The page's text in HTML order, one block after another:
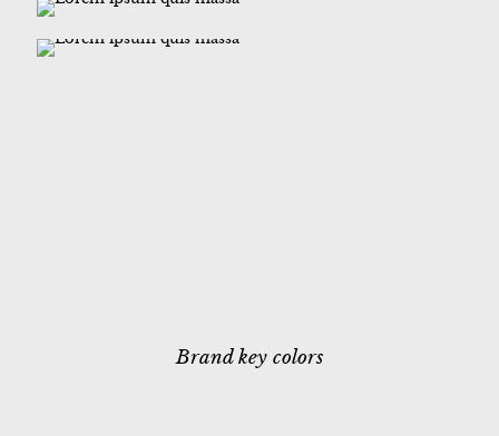
Brand key colors